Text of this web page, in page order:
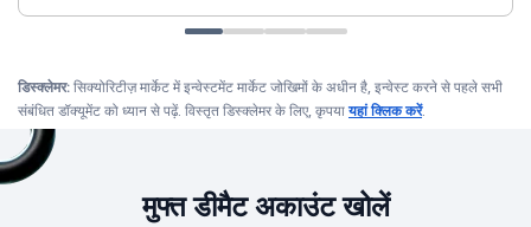
डिस्क्लेमर: सिक्योरिटीज़ मार्केट में इन्वेस्टमेंट मार्केट जोखिमों के अधीन है, इन्वेस्ट करने से पहले सभी
संबंधित डॉक्यूमेंट को ध्यान से पढ़ें. विस्तृत डिस्क्लेमर के लिए, कृपयायहां क्लिक करें.
मुफ्त डीमैट अकाउंट खोलें